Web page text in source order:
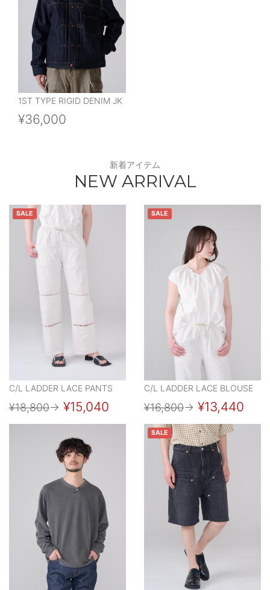
1ST TYPE RIGID DENIM JK
¥36,000
新着アイテム
NEW ARRIVAL
SALE
C/L LADDER LACE PANTS
¥18,800→ ¥15,040
SALE
C/L LADDER LACE BLOUSE
¥16,800→ ¥13,440
SALE